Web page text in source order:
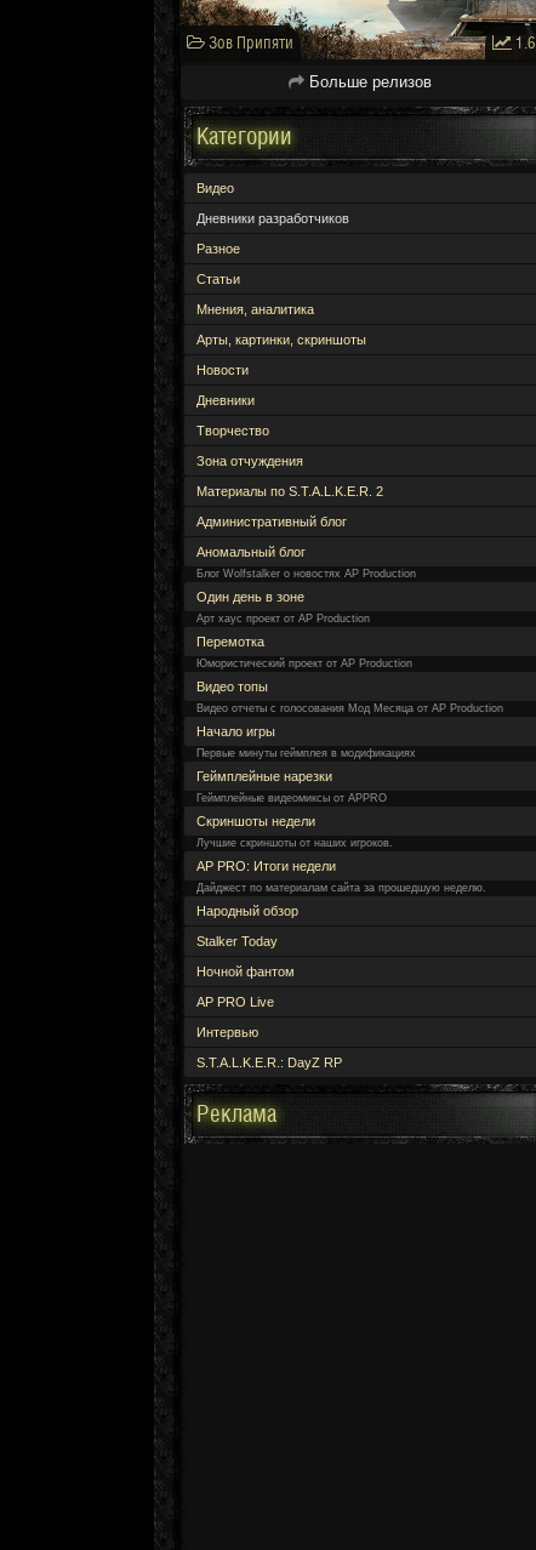
Зов Припяти 1.6
Больше релизов
Категории
Видео
Дневники разработчиков
Разное
Статьи
Мнения, аналитика
Арты, картинки, скриншоты
Новости
Дневники
Творчество
Зона отчуждения
Материалы по S.T.A.L.K.E.R. 2
Административный блог
Аномальный блог
Блог Wolfstalker о новостях AP Production
Один день в зоне
Арт хаус проект от AP Production
Перемотка
Юмористический проект от AP Production
Видео топы
Видео отчеты с голосования Мод Месяца от AP Production
Начало игры
Первые минуты геймплея в модификациях
Геймплейные нарезки
Геймплейные видеомиксы от APPRO
Скриншоты недели
Лучшие скриншоты от наших игроков.
AP PRO: Итоги недели
Дайджест по материалам сайта за прошедшую неделю.
Народный обзор
Stalker Today
Ночной фантом
AP PRO Live
Интервью
S.T.A.L.K.E.R.: DayZ RP
Реклама